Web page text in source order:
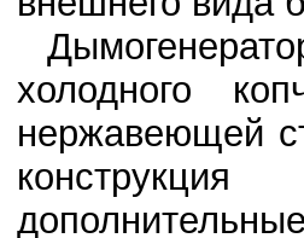
холодного
нержавеющей